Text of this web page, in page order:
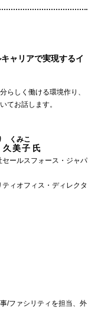
ャリアで実現するイ
らしく働ける環境作り、
てお話します。
美子
くみこ
氏
セールスフォース・ジャパ
ティオフィス・ディレクタ
/ファシリティを担当、外